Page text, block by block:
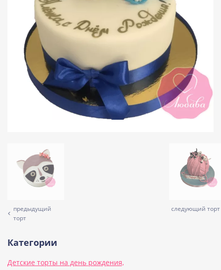
предыдущий
торт
следующий торт
Категории
Детские торты на день рождения,